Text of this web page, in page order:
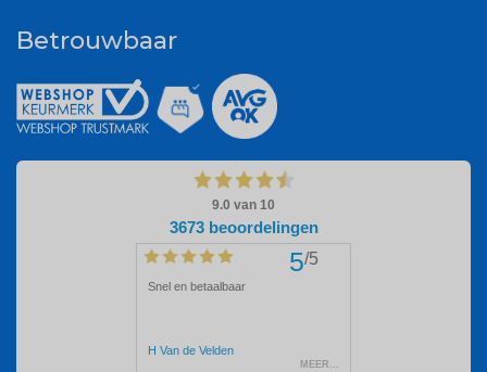
Betrouwbaar